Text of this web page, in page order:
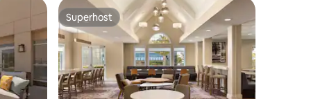
Superhost
Superhost